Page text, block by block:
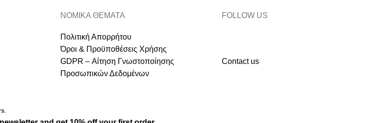
ΝΟΜΙΚΑ ΘΕΜΑΤΑ
Πολιτική Απορρήτου
Όροι & Προϋποθέσεις Χρήσης
GDPR – Αίτηση Γνωστοποίησης
Προσωπικών Δεδομένων
FOLLOW US
Contact us